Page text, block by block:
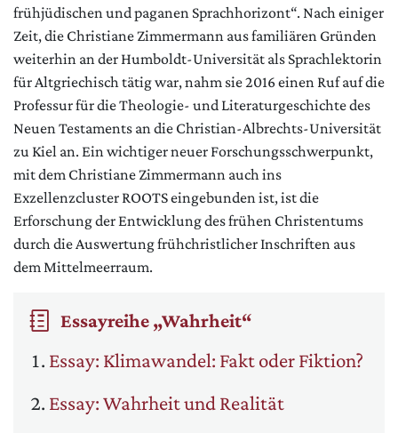
frühjüdischen und paganen Sprachhorizont“. Nach einiger
Zeit, die Christiane Zimmermann aus familiären Gründen
weiterhin an der Humboldt-Universität als Sprachlektorin
für Altgriechisch tätig war, nahm sie 2016 einen Ruf auf die
Professur für die Theologie- und Literaturgeschichte des
Neuen Testaments an die Christian-Albrechts-Universität
zu Kiel an. Ein wichtiger neuer Forschungsschwerpunkt,
mit dem Christiane Zimmermann auch ins
Exzellenzcluster ROOTS eingebunden ist, ist die
Erforschung der Entwicklung des frühen Christentums
durch die Auswertung frühchristlicher Inschriften aus
dem Mittelmeerraum.
Essayreihe „Wahrheit“
Essay: Klimawandel: Fakt oder Fiktion?
Essay: Wahrheit und Realität